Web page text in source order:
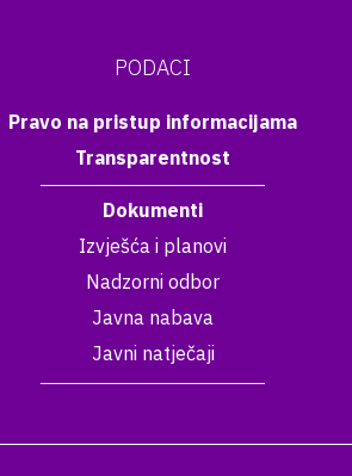
PODACI
Pravo na pristup informacijama
Transparentnost
Dokumenti
Izvješća i planovi
Nadzorni odbor
Javna nabava
Javni natječaji